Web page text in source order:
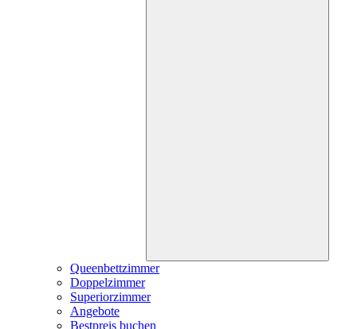
Queenbettzimmer
Doppelzimmer
Superiorzimmer
Angebote
Bestpreis buchen